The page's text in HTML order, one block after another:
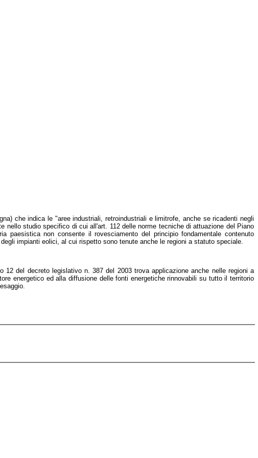
che indica le "aree industriali, retroindustriali e limitrofe, anche se ricadenti negli
studio specifico di cui all'art. 112 delle norme tecniche di attuazione del Piano
paesistica non consente il rovesciamento del principio fondamentale contenuto
impianti eolici, al cui rispetto sono tenute anche le regioni a statuto speciale.
del decreto legislativo n. 387 del 2003 trova applicazione anche nelle regioni a
energetico ed alla diffusione delle fonti energetiche rinnovabili su tutto il territorio